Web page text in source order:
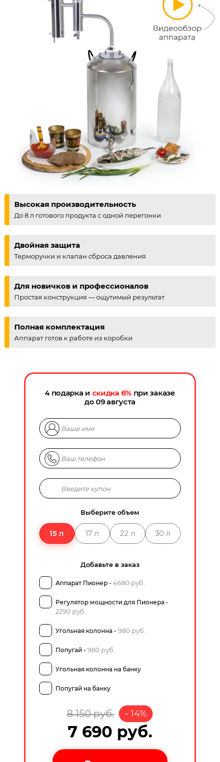
Высокая производительность
До 8 л готового продукта с одной перегонки
Двойная защита
Терморучки и клапан сброса давления
Для новичков и профессионалов
Простая конструкция — ощутимый результат
Полная комплектация
Аппарат готов к работе из коробки
4 подарка и скидка 6%при заказе
Выберите объем
15 л 17 л 22 л 30 л
Добавьте в заказ
Аппарат Пионер - 4680 руб.
Регулятор мощности для Пионера -
2290 руб.
Угольная колонна - 980 руб.
Попугай - 980 руб.
Угольная колонна на банку
Попугай на банку
8 150руб. -14%
7 690 руб.